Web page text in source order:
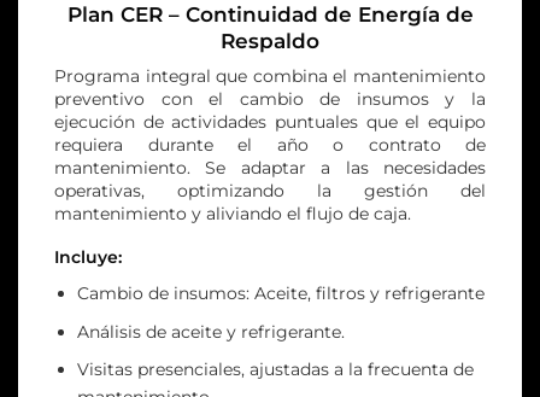
Plan CER – Continuidad de Energía de
Respaldo
Programa integral que combina el mantenimiento
preventivo con el cambio de insumos y la
ejecución de actividades puntuales que el equipo
requiera durante el año o contrato de
mantenimiento. Se adaptar a las necesidades
operativas, optimizando la gestión del
mantenimiento y aliviando el flujo de caja.
Incluye:
Cambio de insumos: Aceite, filtros y refrigerante
Análisis de aceite y refrigerante.
Visitas presenciales, ajustadas a la frecuenta de